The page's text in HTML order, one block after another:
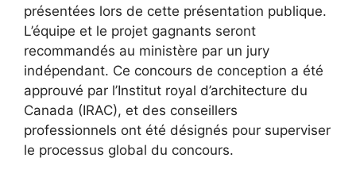
présentées lors de cette présentation publique.
L’équipe et le projet gagnants seront
recommandés au ministère par un jury
indépendant. Ce concours de conception a été
approuvé par l’Institut royal d’architecture du
Canada (IRAC), et des conseillers
professionnels ont été désignés pour superviser
le processus global du concours.